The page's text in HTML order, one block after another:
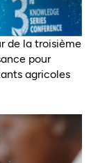
de la troisième
pour
agricoles